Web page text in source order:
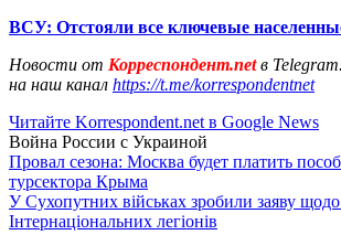
ВСУ: Отстояли все ключевые
Новости от Корреспондент.netв
на наш канал https://t.me/korrespondentnet
Читайте Korrespondent.net в Google News
Война России с Украиной
Провал сезона: Москва будет платить
турсектора Крыма
У Сухопутних військах зробили заяву щодо
Інтернаціональних легіонів